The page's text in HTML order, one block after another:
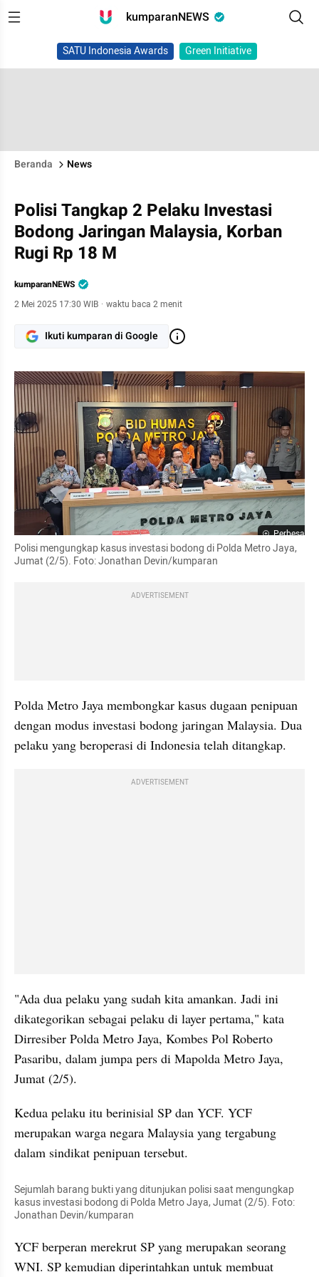
kumparanNEWS
SATU Indonesia Awards Green Initiative
Beranda News
Polisi Tangkap 2 Pelaku Investasi
Bodong Jaringan Malaysia, Korban
Rugi Rp 18 M
kumparanNEWS
2 Mei 2025 17:30 WIB · waktu baca 2 menit
Ikuti kumparan di Google
Perbesar
Polisi mengungkap kasus investasi bodong di Polda Metro Jaya,
Jumat (2/5). Foto: Jonathan Devin/kumparan
ADVERTISEMENT
Polda Metro Jaya membongkar kasus dugaan penipuan
dengan modus investasi bodong jaringan Malaysia. Dua
pelaku yang beroperasi di Indonesia telah ditangkap.
ADVERTISEMENT
"Ada dua pelaku yang sudah kita amankan. Jadi ini
dikategorikan sebagai pelaku di layer pertama," kata
Dirresiber Polda Metro Jaya, Kombes Pol Roberto
Pasaribu, dalam jumpa pers di Mapolda Metro Jaya,
Jumat (2/5).
Kedua pelaku itu berinisial SP dan YCF. YCF
merupakan warga negara Malaysia yang tergabung
dalam sindikat penipuan tersebut.
Sejumlah barang bukti yang ditunjukan polisi saat mengungkap
kasus investasi bodong di Polda Metro Jaya, Jumat (2/5). Foto:
Jonathan Devin/kumparan
YCF berperan merekrut SP yang merupakan seorang
WNI. SP kemudian diperintahkan untuk membuat